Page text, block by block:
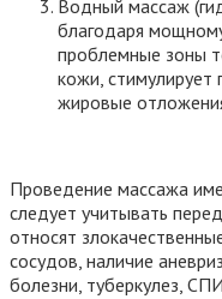
Водный массаж
благодаря
проблемные зоны
кожи, стимулирует
жировые
Проведение массажа
следует учитывать
относят
сосудов, наличие
болезни, туберкулез,